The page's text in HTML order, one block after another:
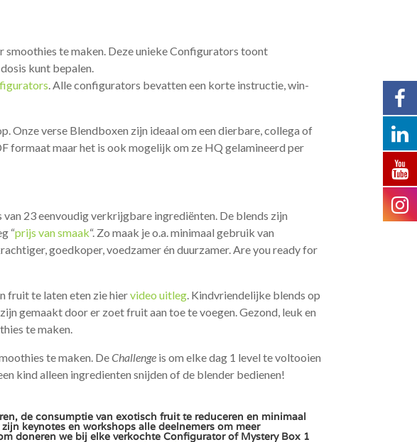
te maken. Deze unieke Configurators toont
kunt bepalen.
. Alle configurators bevatten een korte instructie, win-
Onze verse Blendboxen zijn ideaal om een dierbare, collega of
formaat maar het is ook mogelijk om ze HQ gelamineerd per
23 eenvoudig verkrijgbare ingrediënten. De blends zijn
“prijs van smaak“. Zo maak je o.a. minimaal gebruik van
goedkoper, voedzamer én duurzamer. Are you ready for
fruit te laten eten zie hiervideo uitleg. Kindvriendelijke blends op
gemaakt door er zoet fruit aan toe te voegen. Gezond, leuk en
te maken.
te maken. DeChallenge is om elke dag 1 level te voltooien
kind alleen ingredienten snijden of de blender bedienen!
de consumptie van exotisch fruit te reduceren en minimaal
keynotes en workshops alle deelnemers om meer
doneren we bij elke verkochte Configurator of Mystery Box 1